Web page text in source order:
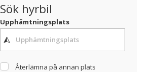
Sök hyrbil
Upphämtningsplats
Återlämna på annan plats